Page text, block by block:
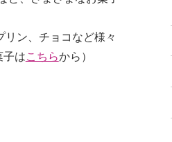
ン、チョコなど様々
子はこちらから）